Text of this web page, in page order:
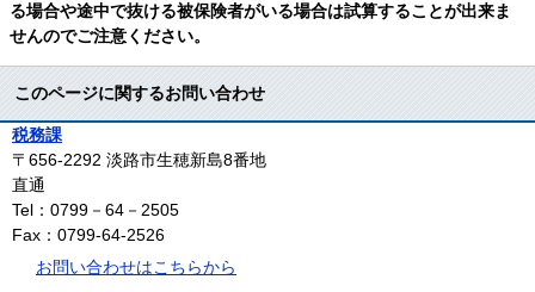
る場合や途中で抜ける被保険者がいる場合は試算することが出来ま
せんのでご注意ください。
このページに関するお問い合わせ
税務課
〒656-2292 淡路市生穂新島8番地
直通
Tel：0799－64－2505
Fax：0799-64-2526
お問い合わせはこちらから